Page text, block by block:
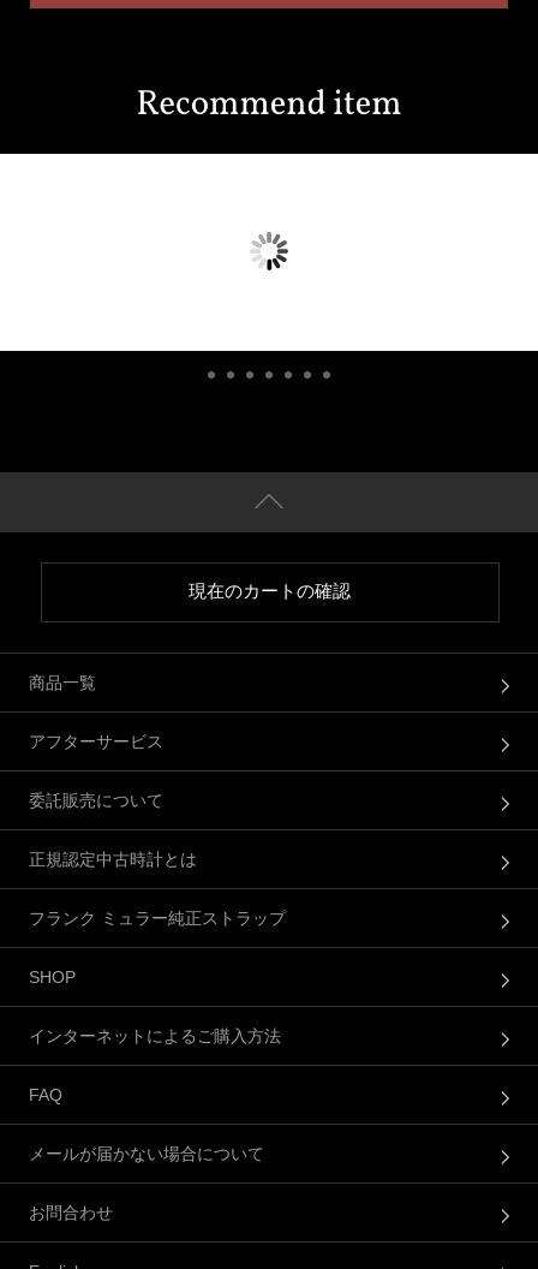
現在のカートの確認
商品一覧
アフターサービス
委託販売について
正規認定中古時計とは
フランク ミュラー純正ストラップ
SHOP
インターネットによるご購入方法
FAQ
メールが届かない場合について
お問合わせ